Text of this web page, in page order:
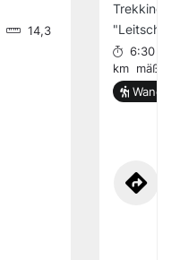
14,3
6:30 h
km mäßig